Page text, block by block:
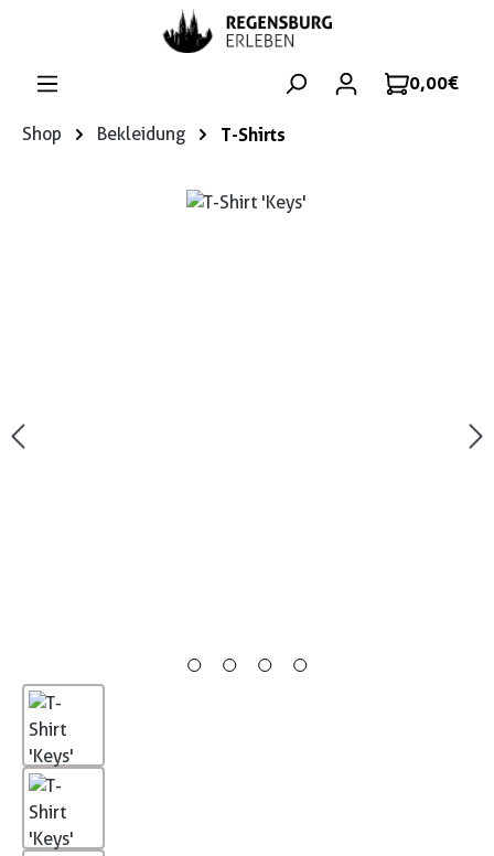
Zum Hauptinhalt springen
0,00 €
Shop Bekleidung T-Shirts
Bildergalerie überspringen